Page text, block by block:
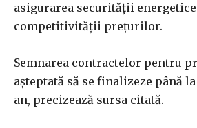
asigurarea securităţii
competitivităţii preţurilor.
Semnarea contractelor pentru
aşteptată să se finalizeze până
an, precizează sursa citată.